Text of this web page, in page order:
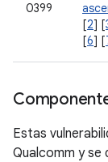
0399
[2] [
[6] [
Estas
Qualcomm y se